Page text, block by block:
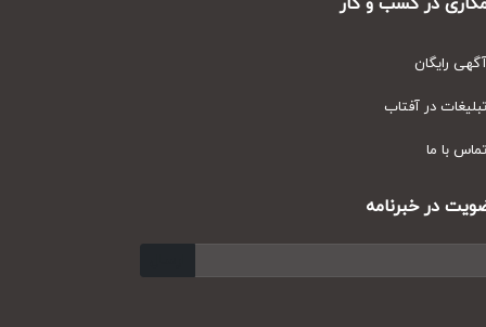
رایگان
در آفتاب
با ما
در خبرنامه